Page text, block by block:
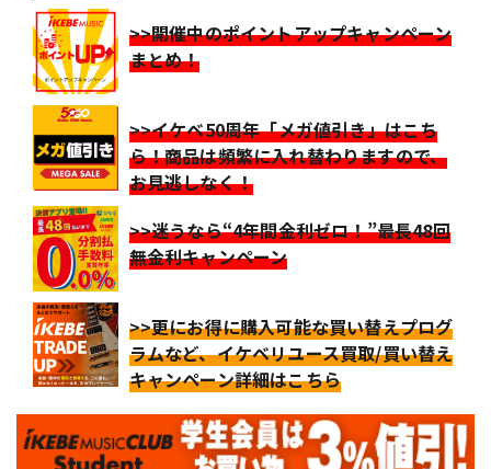
>>開催中のポイントアップキャンペーン
まとめ！
>>イケベ50周年「メガ値引き」はこち
ら！商品は頻繁に入れ替わりますので、
お見逃しなく！
>>迷うなら“4年間金利ゼロ！”最長48回
無金利キャンペーン
>>更にお得に購入可能な買い替えプログ
ラムなど、イケベリユース買取/買い替え
キャンペーン詳細はこちら